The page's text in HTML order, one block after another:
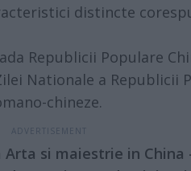
distincte
Republicii Populare
Nationale a Republicii
chineze.
si maiestrie in China